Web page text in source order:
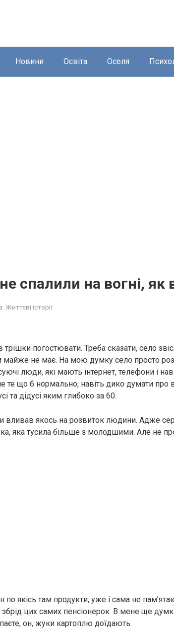
Новини Освіта Оселя
не спалили на вогні, як
Життєві історії
погостювати. Треба сказати, село
майже не має. На мою думку село просто
люди, які мають інтернет, телефони і
те що б нормально, навіть дико думати про
та дідусі яким глибоко за 60.
вливав якось на розвиток людини. Адже
яка тусила більше з молодшими. Але не
по якісь там продукти, уже і сама не
цих самих пенсіонерок. В мене ще
он, жуки картоплю доїдають.